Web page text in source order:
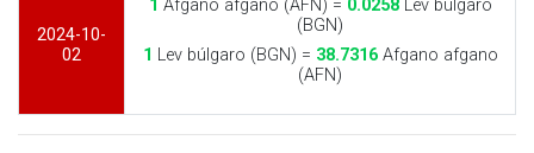
2024-10-
02
1 Afgano afgano (AFN) = 0.0258Lev búlgaro
(BGN)
1 Lev búlgaro (BGN) = 38.7316Afgano afgano
(AFN)